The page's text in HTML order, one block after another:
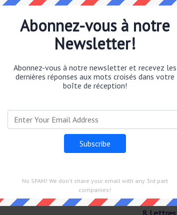
8 Lettres
6 Lettres
9 Lettres
Abonnez-vous à notre
Newsletter!
Abonnez-vous à notre newsletter et recevez les
dernières réponses aux mots croisés dans votre
boîte de réception!
No SPAM! We don't share your email with any 3rd part
companies!